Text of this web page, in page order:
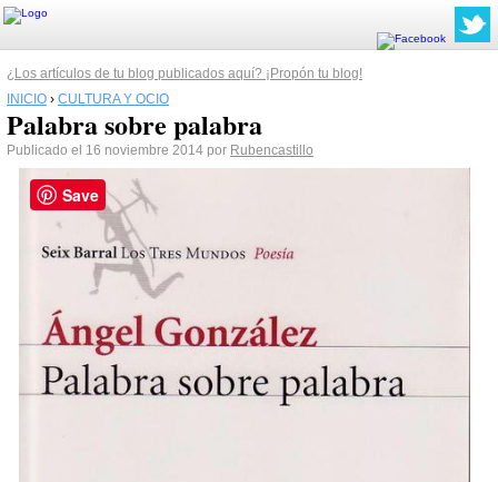
¿Los artículos de tu blog publicados aquí? ¡Propón tu blog!
INICIO › CULTURA Y OCIO
Palabra sobre palabra
Publicado el 16 noviembre 2014 por Rubencastillo
Save